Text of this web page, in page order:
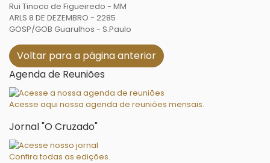
Rui Tinoco de Figueiredo - MM
ARLS 8 DE DEZEMBRO - 2285
GOSP/GOB Guarulhos - S.Paulo
Voltar para a página anterior
Agenda de Reuniões
Acesse aqui nossa agenda de reuniões mensais.
Jornal "O Cruzado"
Confira todas as edições.